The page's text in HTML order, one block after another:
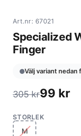
Art.nr: 67021
Specialized
Finger
Välj variant
305kr99 kr
STORLEK
M